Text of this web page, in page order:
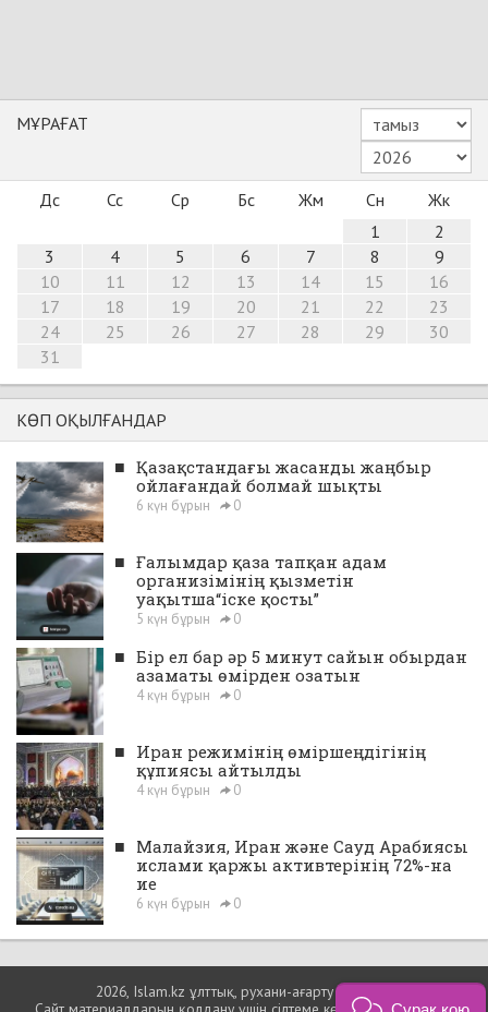
МҰРАҒАТ
Дс Сс Ср Бс Жм Сн
Жк
1
2
3
4 5 6 7 8
9
10
11 12 13 14 15
16
17
18 19 20 21 22
23
24
25 26 27 28 29
30
31
КӨП ОҚЫЛҒАНДАР
■ Қазақстандағы жасанды жаңбыр
ойлағандай болмай шықты
6 күн бұрын 0
■ Ғалымдар қаза тапқан адам
организімінің қызметін
уақытша“іске қосты”
5 күн бұрын 0
■ Бір ел бар әр 5 минут сайын обырдан
азаматы өмірден озатын
4 күн бұрын 0
■ Иран режимінің өміршеңдігінің
құпиясы айтылды
4 күн бұрын 0
■ Малайзия, Иран және Сауд Арабиясы
ислами қаржы активтерінің 72%-на
ие
6 күн бұрын 0
2026, Islam.kz ұлттық, рухани-ағарту порталы